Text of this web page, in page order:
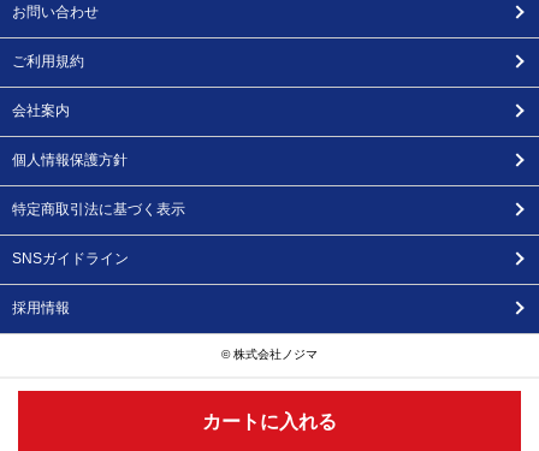
カートに入れる
お問い合わせ
ご利用規約
会社案内
個人情報保護方針
特定商取引法に基づく表示
SNSガイドライン
採用情報
© 株式会社ノジマ